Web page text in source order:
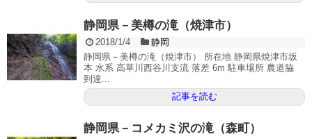
静岡県－美樽の滝（焼津市）
2018/1/4
静岡
静岡県－美樽の滝（焼津市） 所在地 静岡県焼津市坂
本 水系 高草川西谷川支流 落差 6m 駐車場所 農道脇
到達...
記事を読む
静岡県－コメカミ沢の滝（森町）